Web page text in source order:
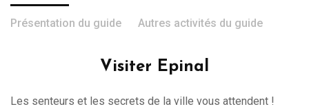
Présentation du guide Autres activités du guide
Visiter Epinal
Les senteurs et les secrets de la ville vous attendent !